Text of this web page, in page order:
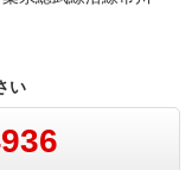
い